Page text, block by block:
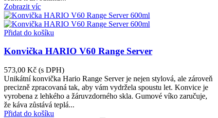
Zobrazit víc
Přidat do košíku
Konvička HARIO V60 Range Server
573,00 Kč (s DPH)
Unikátní konvička Hario Range Server je nejen stylová, ale zároveň
precizně zpracovaná tak, aby vám vydržela spoustu let. Konvice je
vyrobena z lehkého a žáruvzdorného skla. Gumové víko zaručuje,
že káva zůstává teplá...
Přidat do košíku